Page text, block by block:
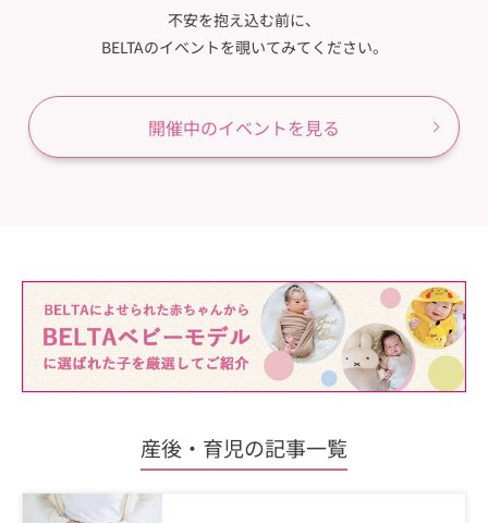
不安を抱え込む前に、
BELTAのイベントを覗いてみてください。
開催中のイベントを見る
産後・育児の記事一覧